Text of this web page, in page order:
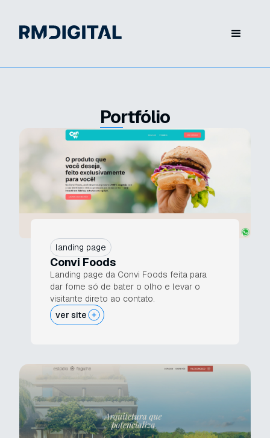
Portfólio
landing page
Convi Foods
Landing page da Convi Foods feita para
dar fome só de bater o olho e levar o
visitante direto ao contato.
ver site